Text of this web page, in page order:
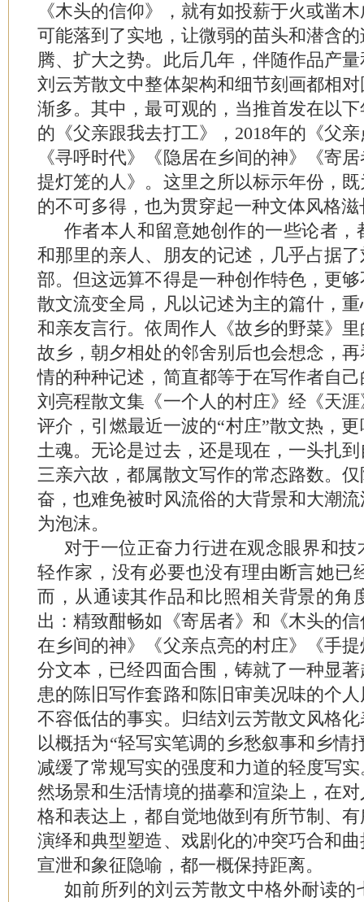
《木头的信仰》，就有如投薪于火或凿
可能落到了实地，让微弱的苗头和潜含
腾、扩大之势。此后几年，伴随作品产
刘云芳散文中整体架构和细节刻画都相
渐多。其中，最可观的，当推首发在以
的《父亲跟我去打工》，2018年的《父
《寻呼时代》《隐居在乡间的神》《寄
提灯笼的人》。这里之所以标示年份，
的不可多得，也为贯穿起一种文体风格
作者本人和留意她创作的一些论者
和那里的亲人、朋友的记述，几乎占据
部。但这远算不得是一种创作特色，更
散文流变全局，凡以记述为主的篇什，
和亲友言行。依周作人《故乡的野菜》
故乡，朝夕相处的邻舍别后也会想念，
情的种种记述，简直都等于在写作者自
刘亮程散文集《一个人的村庄》经《天
评介，引燃最近一波的“村庄”散文热，
土魂。无论是过去，还是现在，一头扎
三亲六故，都属散文写作的常态路数。
奋，也难免被时风流俗的大背景和大潮
为泡沫。
对于一位正奋力行进在观念眼界和技
轻作家，没有必要也没有理由断言她已
而，从通读其作品和比照相关背景的角
出：精致酣畅如《寄居者》和《木头的
在乡间的神》《父亲点亮的村庄》《手
分文本，已经四面合围，铸就了一种显
患的陈旧写作套路和陈旧审美况味的个
不容低估的事实。归结刘云芳散文风格
以概括为“轻写实笔调的乡愁叙事和乡情
减缓了常规写实的强度和力道的轻度写
然场景和生活情境的描摹和渲染上，在
格和表达上，都自觉地做到有所节制、
演绎和典型塑造、戏剧化的冲突巧合和
宣泄和象征隐喻，都一概保持距离。
如前所列的刘云芳散文中格外耐读